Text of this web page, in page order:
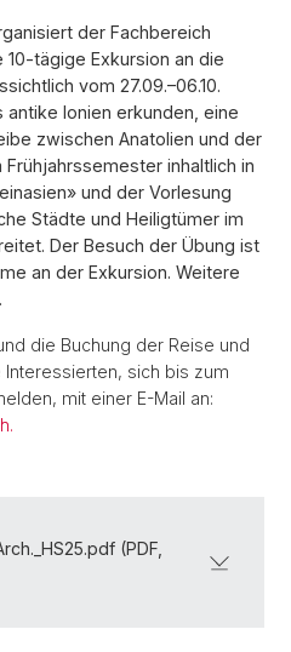
der Fachbereich
tägige Exkursion an die
vom 27.09.–06.10.
Ionien erkunden, eine
zwischen Anatolien und der
inhaltlich in
und der Vorlesung
Städte und Heiligtümer im
Der Besuch der Übung ist
an der Exkursion. Weitere
die Buchung der Reise und
sich bis zum
mit einer E-Mail an:
(PDF,